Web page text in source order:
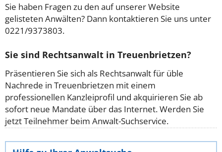
Sie haben Fragen zu den auf unserer Website
gelisteten Anwälten? Dann kontaktieren Sie uns unter
0221/9373803.
Sie sind Rechtsanwalt in Treuenbrietzen?
Präsentieren Sie sich als Rechtsanwalt für üble
Nachrede in Treuenbrietzen mit einem
professionellen Kanzleiprofil und akquirieren Sie ab
sofort neue Mandate über das Internet. Werden Sie
jetzt Teilnehmer beim Anwalt-Suchservice.